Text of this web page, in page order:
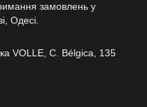
замовлень у
Одесі.
VOLLE, C. Bélgica, 135